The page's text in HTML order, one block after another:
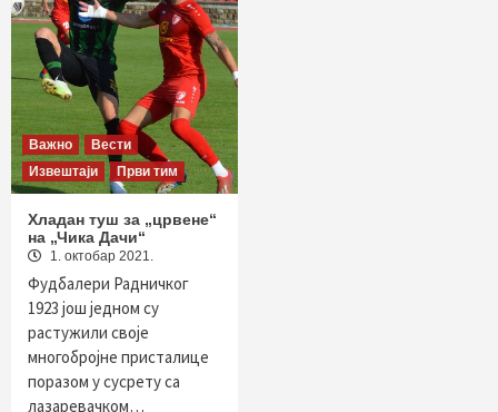
Важно
Вести
Извештаји
Први тим
Хладан туш за „црвене“
на „Чика Дачи“
1. октобар 2021.
Фудбалери Радничког
1923 још једном су
растужили своје
многобројне присталице
поразом у сусрету са
лазаревачком…